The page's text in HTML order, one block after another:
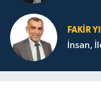
FAKIR
İnsan,